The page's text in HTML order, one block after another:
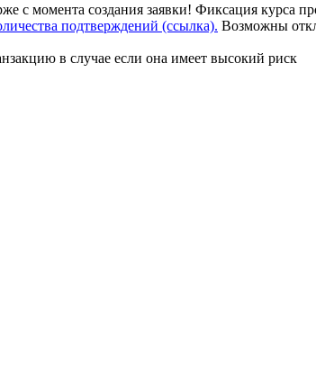
с момента создания заявки! Фиксация курса
подтверждений (ссылка). Возможны
в случае если она имеет высокий риск